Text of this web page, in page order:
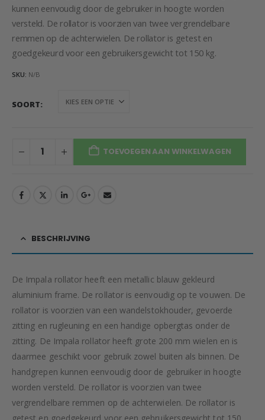
kunnen eenvoudig door de gebruiker in hoogte worden
versteld. De rollator is voorzien van twee vergrendelbare
remmen op de achterwielen. De rollator is getest en
goedgekeurd voor een gebruikersgewicht tot 150 kg.
SKU: N/B
SOORT
TOEVOEGEN AAN WINKELWAGEN
BESCHRIJVING
De Impala rollator heeft een metallic blauw gekleurd
aluminium frame. De rollator is eenvoudig op te vouwen. De
rollator is voorzien van een wandelstokhouder, gevoerde
zitting en rugleuning en een handige opbergtas onder de
zitting. De Impala rollator heeft grote 200 mm wielen en is
daarmee geschikt voor gebruik zowel buiten als binnen. De
handgrepen kunnen eenvoudig door de gebruiker in hoogte
worden versteld. De rollator is voorzien van twee
vergrendelbare remmen op de achterwielen. De rollator is
getest en goedgekeurd voor een gebruikersgewicht tot 150